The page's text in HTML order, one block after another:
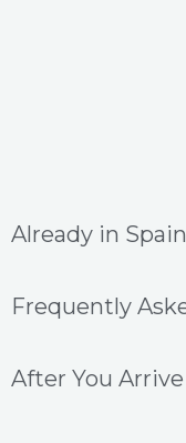
Already in
Frequently
After You